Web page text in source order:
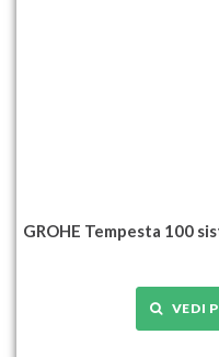
GROHE Tempesta 100
VEDI